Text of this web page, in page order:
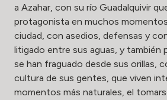
a Azahar, con su río Guadalquivir
protagonista en muchos
ciudad, con asedios, defensas y
litigado entre sus aguas, y también
se han fraguado desde sus orillas,
cultura de sus gentes, que viven
momentos más naturales, el